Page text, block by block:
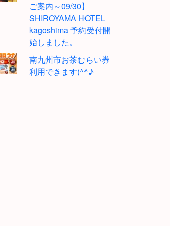
ご案内～09/30】
SHIROYAMA HOTEL
kagoshima 予約受付開
始しました。
南九州市お茶むらい券
利用できます(^^♪